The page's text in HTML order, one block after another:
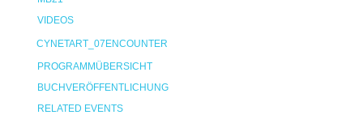
VIDEOS
CYNETART_07ENCOUNTER
PROGRAMMÜBERSICHT
BUCHVERÖFFENTLICHUNG
RELATED EVENTS